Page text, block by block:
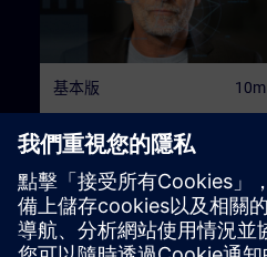
基本版 10m
SIMATIC PCS 7
Test de prérequis en ligne pour le
cours
入學考試